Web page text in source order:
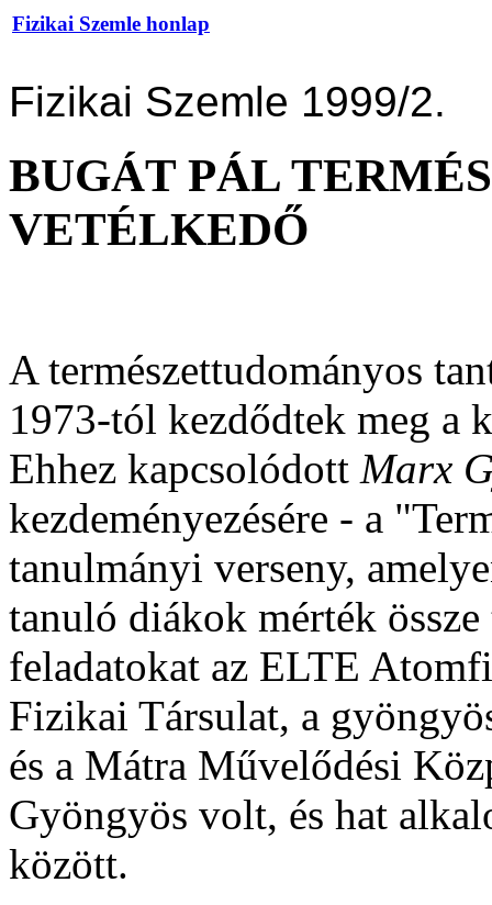
Fizikai Szemle honlap
Fizikai Szemle 1999/2.
BUGÁT PÁL
VETÉLKEDŐ
A természettudományos
1973-tól kezdődtek meg a
Ehhez kapcsolódott Marx
kezdeményezésére - a
tanulmányi verseny,
tanuló diákok mérték
feladatokat az ELTE
Fizikai Társulat, a
és a Mátra Művelődési
Gyöngyös volt, és hat
között.